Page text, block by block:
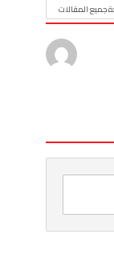
جميع المقالات